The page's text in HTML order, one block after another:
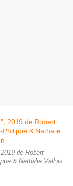
de Robert
& Nathalie Vallois